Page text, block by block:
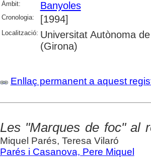
Àmbit: Banyoles
Cronologia: [1994]
Localització: Universitat Autònoma
(Girona)
Enllaç permanent a aquest
Les "Marques de foc" al
Miquel Parés, Teresa Vilaró
Parés i Casanova, Pere Miquel